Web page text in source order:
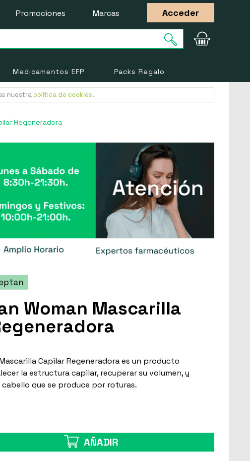
Promociones Marcas Acceder
Medicamentos EFP Packs Regalo
nuestra política de cookies.
Regeneradora
Woman Mascarilla
Capilar Regeneradora es un producto
la estructura capilar, recuperar su volumen, y
que se produce por roturas.
AÑADIR